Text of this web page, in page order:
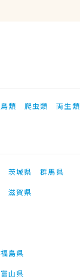
鳥類 爬虫類 両生類
茨城県
群馬県
滋賀県
福島県
富山県